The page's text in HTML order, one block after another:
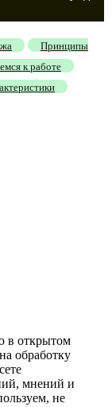
Принципы
к работе
в открытом
обработку
мнений и
не